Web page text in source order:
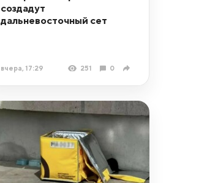
создадут
дальневосточный сет
вчера, 17:29 251 0